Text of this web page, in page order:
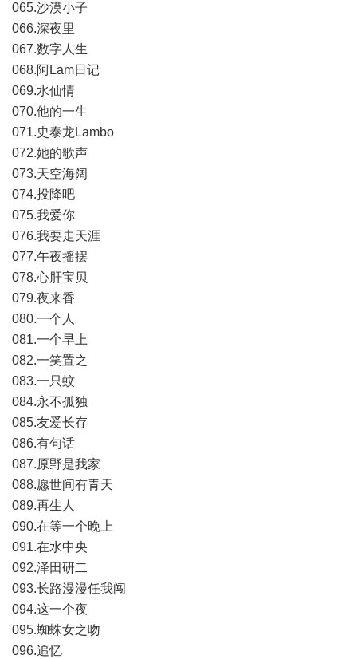
065.沙漠小子
066.深夜里
067.数字人生
068.阿Lam日记
069.水仙情
070.他的一生
071.史泰龙Lambo
072.她的歌声
073.天空海阔
074.投降吧
075.我爱你
076.我要走天涯
077.午夜摇摆
078.心肝宝贝
079.夜来香
080.一个人
081.一个早上
082.一笑置之
083.一只蚊
084.永不孤独
085.友爱长存
086.有句话
087.原野是我家
088.愿世间有青天
089.再生人
090.在等一个晚上
091.在水中央
092.泽田研二
093.长路漫漫任我闯
094.这一个夜
095.蜘蛛女之吻
096.追忆